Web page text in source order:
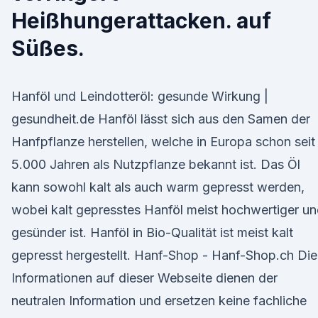
Heißhungerattacken. auf
Süßes.
Hanföl und Leindotteröl: gesunde Wirkung |
gesundheit.de Hanföl lässt sich aus den Samen der
Hanfpflanze herstellen, welche in Europa schon seit
5.000 Jahren als Nutzpflanze bekannt ist. Das Öl
kann sowohl kalt als auch warm gepresst werden,
wobei kalt gepresstes Hanföl meist hochwertiger
gesünder ist. Hanföl in Bio-Qualität ist meist kalt
gepresst hergestellt. Hanf-Shop - Hanf-Shop.ch Die
Informationen auf dieser Webseite dienen der
neutralen Information und ersetzen keine fachliche